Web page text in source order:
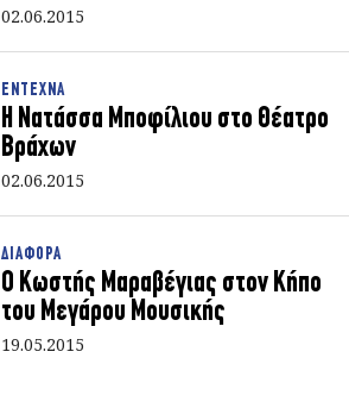
02.06.2015
ΕΝΤΕΧΝΑ
Η Νατάσσα Μποφίλιου στο Θέατρο
Βράχων
02.06.2015
ΔΙΑΦΟΡΑ
Ο Κωστής Μαραβέγιας στον Κήπο
του Μεγάρου Μουσικής
19.05.2015